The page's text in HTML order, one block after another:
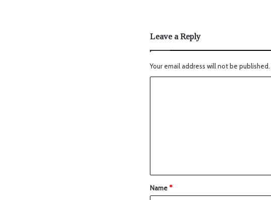
Leave a Reply
Your email address will not be published.
Name*